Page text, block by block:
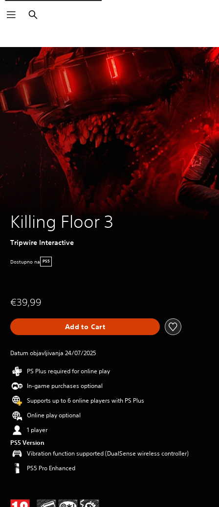
Pretraži
Killing Floor 3
Tripwire Interactive
Dostupno na PS5
€39,99
Add to Cart
Datum objavljivanja 24/07/2025
PS Plus required for online play
In-game purchases optional
Supports up to 6 online players with PS Plus
Online play optional
1 player
PS5 Version
Vibration function supported (DualSense wireless controller)
PS5 Pro Enhanced